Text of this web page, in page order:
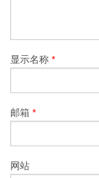
显示名称 *
邮箱 *
网站